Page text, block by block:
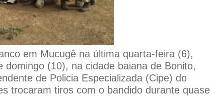
em Mucugê na última quarta-feira (6),
(10), na cidade baiana de Bonito,
de Policia Especializada (Cipe) do
trocaram tiros com o bandido durante quase